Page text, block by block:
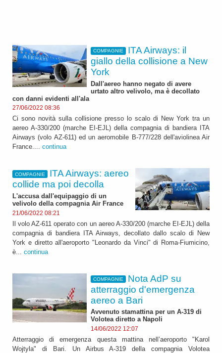
COMPAGNIE
ITA Airways: il
giallo della collisione a New
York
Dall'aereo hanno negato di avere
urtato altro velivolo, ma è decollato
con danni evidenti all'ala
27/06/2022 08:36
Ci sono novità sulla collisione presso lo scalo di New York tra un
aereo A-330/200 (marche EI-EJL) della compagnia di bandiera ITA
Airways (volo AZ-611) ed un aeromobile B-777/228 dell'aviolinea Air
France.... continua
COMPAGNIE
ITA Airways: aereo
collide ma poi decolla
L'accusa dall'equipaggio di un
velivolo della compagnia Air France
21/06/2022 08:21
Il volo AZ-611 operato con un aereo A-330/200 (marche EI-EJL) della
compagnia di bandiera ITA Airways, decollato dallo scalo di New
York e diretto all'aeroporto "Leonardo da Vinci" di Roma-Fiumicino,
è... continua
COMPAGNIE
Nota AdP su
atterraggio d'emergenza
aereo a Bari
Avvenuto stamattina per un A-319 di
Volotea diretto a Napoli
14/06/2022 12:07
Atterraggio di emergenza questa mattina nell’aeroporto "Karol
Wojtyla" di Bari. Un Airbus A-319 della compagnia Volotea